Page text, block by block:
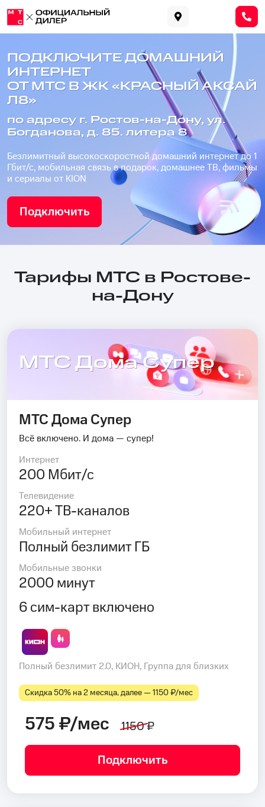
ПОДКЛЮЧИТЕ ДОМАШНИЙ
ИНТЕРНЕТ
ОТ МТС В ЖК «КРАСНЫЙ АКСАЙ
Л8»
по адресу г. Ростов-на-Дону, ул.
Богданова, д. 85. литера 8
Безлимитный высокоскоростной домашний интернет до 1
Гбит/с, мобильная связь в подарок, домашнее ТВ, фильмы
и сериалы от KION
Подключить
Тарифы МТС в Ростове-
на-Дону
МТС Дома Супер
МТС Дома Супер
Всё включено. И дома — супер!
Интернет
200 Мбит/с
Телевидение
220+ ТВ-каналов
Мобильный интернет
Полный безлимит ГБ
Мобильные звонки
2000 минут
6 сим-карт включено
Полный безлимит 2.0, КИОН, Группа для близких
Скидка 50% на 2 месяца, далее — 1150 ₽⁠/⁠мес
575 ₽/мес 1150 ₽
Подключить